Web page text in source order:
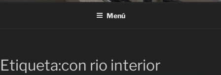
Menú
Etiqueta:con rio interior